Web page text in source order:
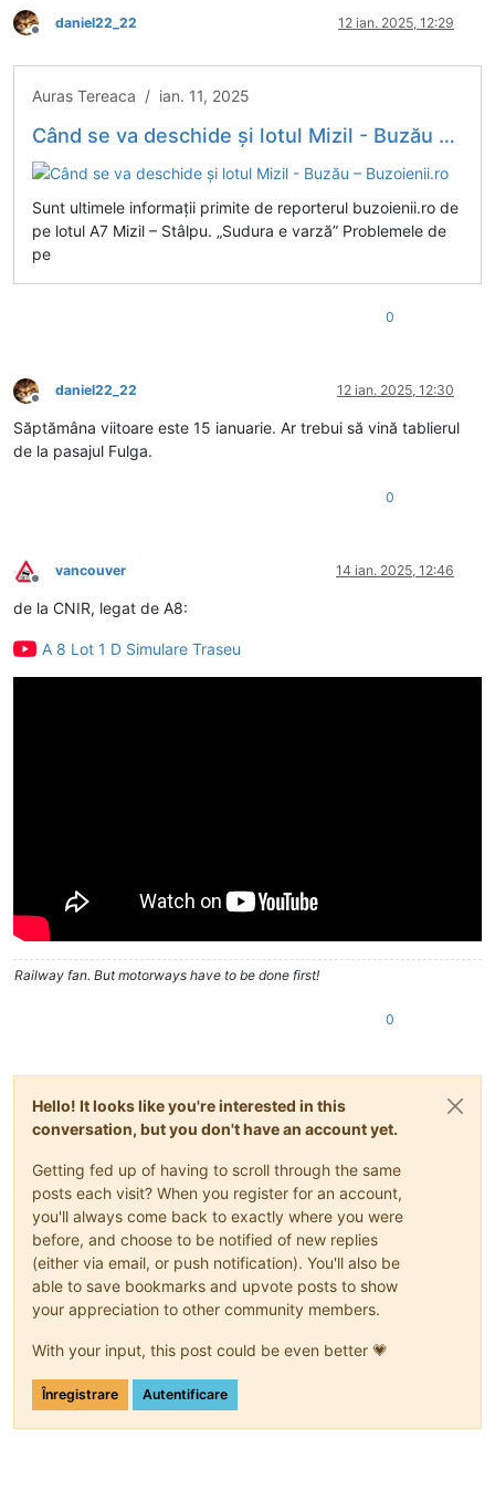
Deconectat
daniel22_22 12 ian. 2025, 12:29
Auras Tereaca / ian. 11, 2025
Când se va deschide și lotul Mizil - Buzău – Buzoienii.ro
Sunt ultimele informații primite de reporterul buzoienii.ro de
pe lotul A7 Mizil – Stâlpu. „Sudura e varză” Problemele de
pe
0
Deconectat
daniel22_22 12 ian. 2025, 12:30
Săptămâna viitoare este 15 ianuarie. Ar trebui să vină tablierul
de la pasajul Fulga.
0
Deconectat
vancouver 14 ian. 2025, 12:46
de la CNIR, legat de A8:
A 8 Lot 1 D Simulare Traseu
Railway fan. But motorways have to be done first!
0
Hello! It looks like you're interested in this
conversation, but you don't have an account yet.
Getting fed up of having to scroll through the same
posts each visit? When you register for an account,
you'll always come back to exactly where you were
before, and choose to be notified of new replies
(either via email, or push notification). You'll also be
able to save bookmarks and upvote posts to show
your appreciation to other community members.
With your input, this post could be even better 💗
Înregistrare Autentificare